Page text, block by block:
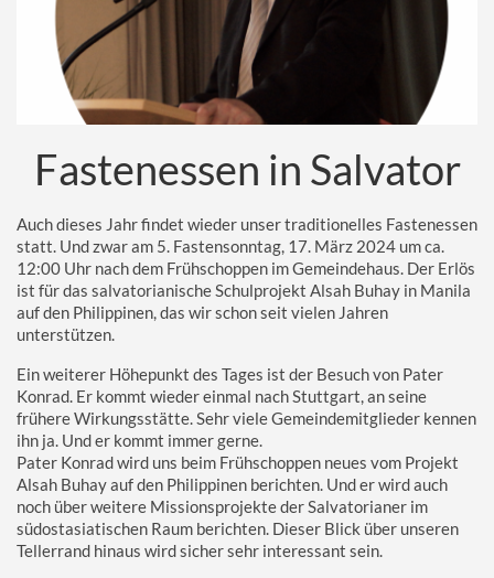
Menschen | Leben
Vor Ort | Gemeinden
Kirche der Zukunft
Fastenessen in Salvator
Auch dieses Jahr findet wieder unser traditionelles Fastenessen
statt. Und zwar am 5. Fastensonntag, 17. März 2024 um ca.
12:00 Uhr nach dem Frühschoppen im Gemeindehaus. Der Erlös
ist für das salvatorianische Schulprojekt Alsah Buhay in Manila
auf den Philippinen, das wir schon seit vielen Jahren
unterstützen.
Ein weiterer Höhepunkt des Tages ist der Besuch von Pater
Konrad. Er kommt wieder einmal nach Stuttgart, an seine
frühere Wirkungsstätte. Sehr viele Gemeindemitglieder kennen
ihn ja. Und er kommt immer gerne.
Pater Konrad wird uns beim Frühschoppen neues vom Projekt
Alsah Buhay auf den Philippinen berichten. Und er wird auch
noch über weitere Missionsprojekte der Salvatorianer im
südostasiatischen Raum berichten. Dieser Blick über unseren
Tellerrand hinaus wird sicher sehr interessant sein.